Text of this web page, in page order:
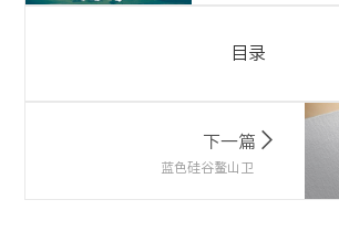
目录
下一篇
蓝色硅谷鳌山卫